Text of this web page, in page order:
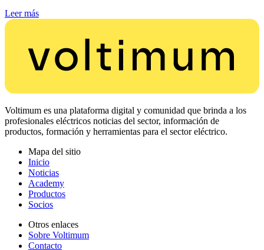
Leer más
Voltimum es una plataforma digital y comunidad que brinda a los
profesionales eléctricos noticias del sector, información de
productos, formación y herramientas para el sector eléctrico.
Mapa del sitio
Inicio
Noticias
Academy
Productos
Socios
Otros enlaces
Sobre Voltimum
Contacto